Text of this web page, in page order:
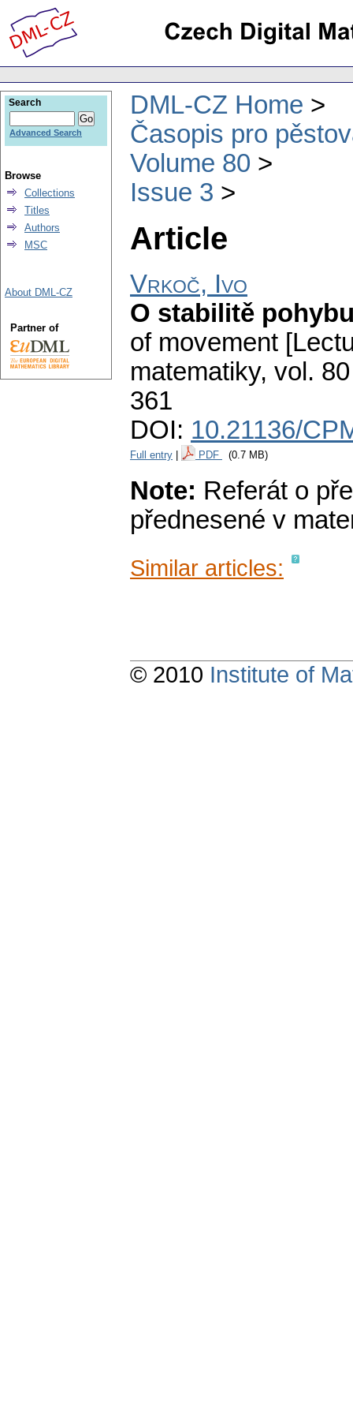
DML-CZ Home
Časopis pro
Volume 80
Issue 3
Article
Vrkoč, Ivo
O stabilitě
of movement
matematiky, vol.
361
DOI: 10.21136/
Full entry PDF (0.7 MB)
Note: Referát o
přednesené v
Similar articles:
Search
Advanced Search
Browse
Collections
Titles
Authors
MSC
About DML-CZ
Partner of
© 2010 Institute of